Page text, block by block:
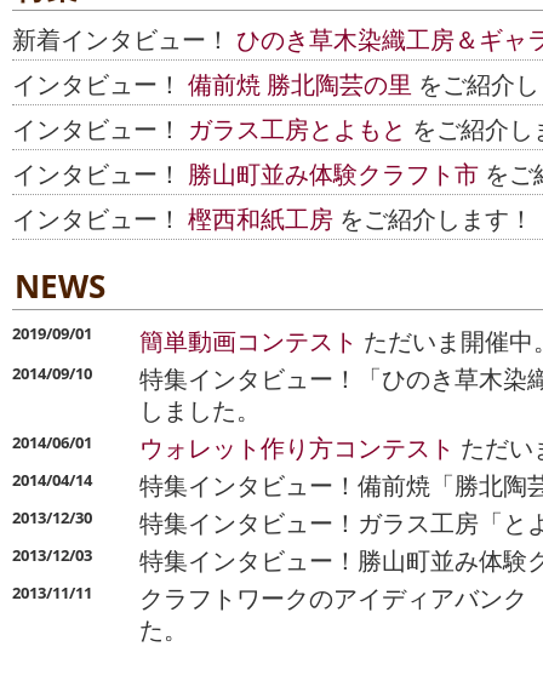
新着インタビュー！ ひのき草木染織工房＆ギャ
インタビュー！ 備前焼 勝北陶芸の里 をご紹介
インタビュー！ ガラス工房とよもと をご紹介し
インタビュー！ 勝山町並み体験クラフト市 をご
インタビュー！ 樫西和紙工房 をご紹介します！
NEWS
2019/09/01 簡単動画コンテスト ただいま開催
2014/09/10
特集インタビュー！「ひのき草木染
しました。
2014/06/01 ウォレット作り方コンテスト ただい
2014/04/14 特集インタビュー！備前焼「勝北陶
2013/12/30 特集インタビュー！ガラス工房「と
2013/12/03 特集インタビュー！勝山町並み体験
2013/11/11
クラフトワークのアイディアバン
た。